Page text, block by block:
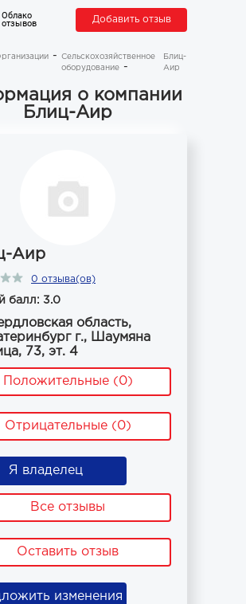
Облако
отзывов Добавить отзыв
Сельскохозяйственное
оборудование
Блиц-
Аир
о компании
Блиц-Аир
Аир
0 отзыва(ов)
балл: 3.0
область,
г., Шаумяна
73, эт. 4
Положительные (0)
Отрицательные (0)
Я владелец
Все отзывы
Оставить отзыв
изменения